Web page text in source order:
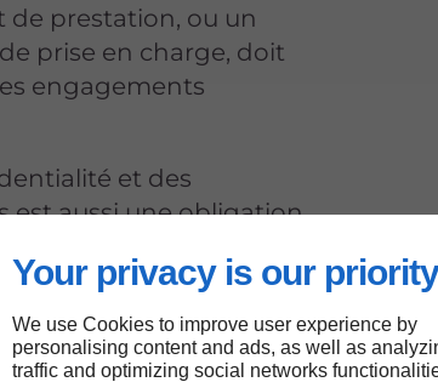
Your privacy is our priority
We use Cookies to improve user experience by
personalising content and ads, as well as
traffic and optimizing social networks
de prestation, ou un
prise en charge, doit
engagements
et des
est aussi une obligation
d'aide à domicile